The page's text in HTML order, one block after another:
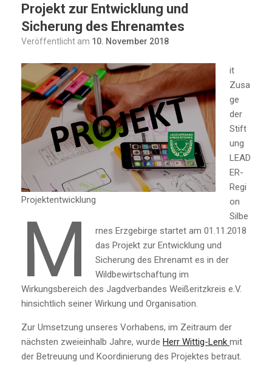
Projekt zur Entwicklung und
Sicherung des Ehrenamtes
Veröffentlicht am 10. November 2018
Projektentwicklung
M
it
Zusa
ge
der
Stift
ung
LEAD
ER-
Regi
on
Silbe
rnes Erzgebirge startet am 01.11.2018
das Projekt zur Entwicklung und
Sicherung des Ehrenamt es in der
Wildbewirtschaftung im
Wirkungsbereich des Jagdverbandes Weißeritzkreis e.V.
hinsichtlich seiner Wirkung und Organisation.
Zur Umsetzung unseres Vorhabens, im Zeitraum der
nächsten zweieinhalb Jahre, wurde Herr Wittig-Lenk mit
der Betreuung und Koordinierung des Projektes betraut.